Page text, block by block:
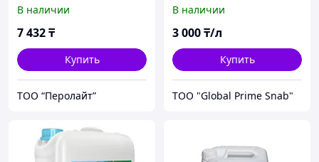
клиндамицином, 75 г
В наличии
7 432₸
Купить
ТОО “Перолайт”
промывки
В наличии
3 000₸/л
Купить
ТОО "Global Prime Snab"